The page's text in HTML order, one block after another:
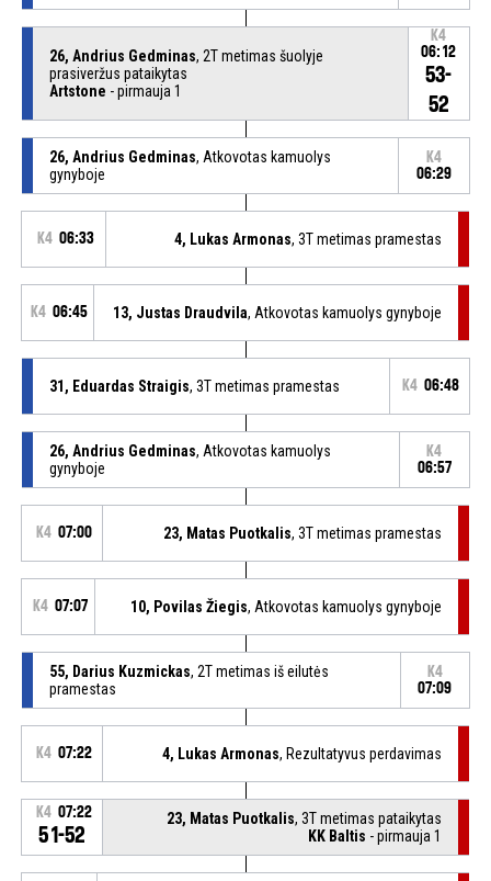
26, Andrius Gedminas, 2T metimas šuolyje
prasiveržus pataikytas
Artstone - pirmauja 1
K4
06:12
53-
52
26, Andrius Gedminas, Atkovotas kamuolys
gynyboje
K4
06:29
K4 06:33 4, Lukas Armonas, 3T metimas pramestas
K4 06:45 13, Justas Draudvila, Atkovotas kamuolys gynyboje
31, Eduardas Straigis, 3T metimas pramestas K4 06:48
26, Andrius Gedminas, Atkovotas kamuolys
gynyboje
K4
06:57
K4 07:00 23, Matas Puotkalis, 3T metimas pramestas
K4 07:07 10, Povilas Žiegis, Atkovotas kamuolys gynyboje
55, Darius Kuzmickas, 2T metimas iš eilutės
pramestas
K4
07:09
K4 07:22 4, Lukas Armonas, Rezultatyvus perdavimas
K4 07:22
51-52
23, Matas Puotkalis, 3T metimas pataikytas
KK Baltis - pirmauja 1